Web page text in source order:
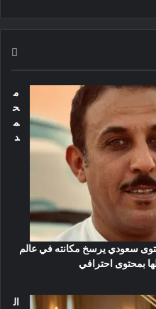
م
ح
م
د
سعودي يرسخ مكانته في عالم
بمحتوى احترافي
ال